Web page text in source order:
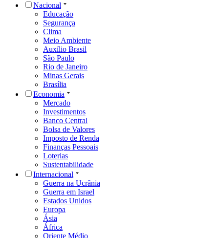
Nacional
Educação
Segurança
Clima
Meio Ambiente
Auxílio Brasil
São Paulo
Rio de Janeiro
Minas Gerais
Brasília
Economia
Mercado
Investimentos
Banco Central
Bolsa de Valores
Imposto de Renda
Finanças Pessoais
Loterias
Sustentabilidade
Internacional
Guerra na Ucrânia
Guerra em Israel
Estados Unidos
Europa
Ásia
África
Oriente Médio